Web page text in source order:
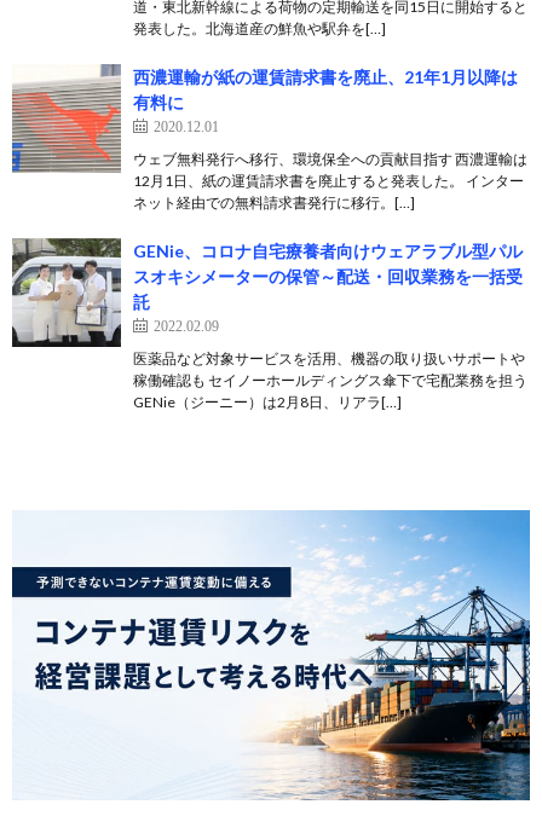
道・東北新幹線による荷物の定期輸送を同15日に開始すると
発表した。北海道産の鮮魚や駅弁を[…]
西濃運輸が紙の運賃請求書を廃止、21年1月以降は
有料に
2020.12.01
ウェブ無料発行へ移行、環境保全への貢献目指す 西濃運輸は
12月1日、紙の運賃請求書を廃止すると発表した。 インター
ネット経由での無料請求書発行に移行。[…]
GENie、コロナ自宅療養者向けウェアラブル型パル
スオキシメーターの保管～配送・回収業務を一括受
託
2022.02.09
医薬品など対象サービスを活用、機器の取り扱いサポートや
稼働確認も セイノーホールディングス傘下で宅配業務を担う
GENie（ジーニー）は2月8日、リアラ[…]